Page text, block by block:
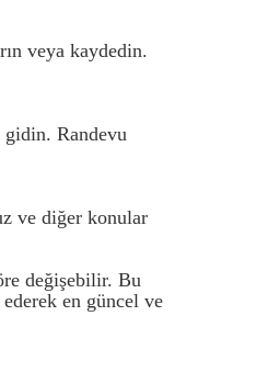
veya kaydedin.
Randevu
ve diğer konular
değişebilir. Bu
en güncel ve